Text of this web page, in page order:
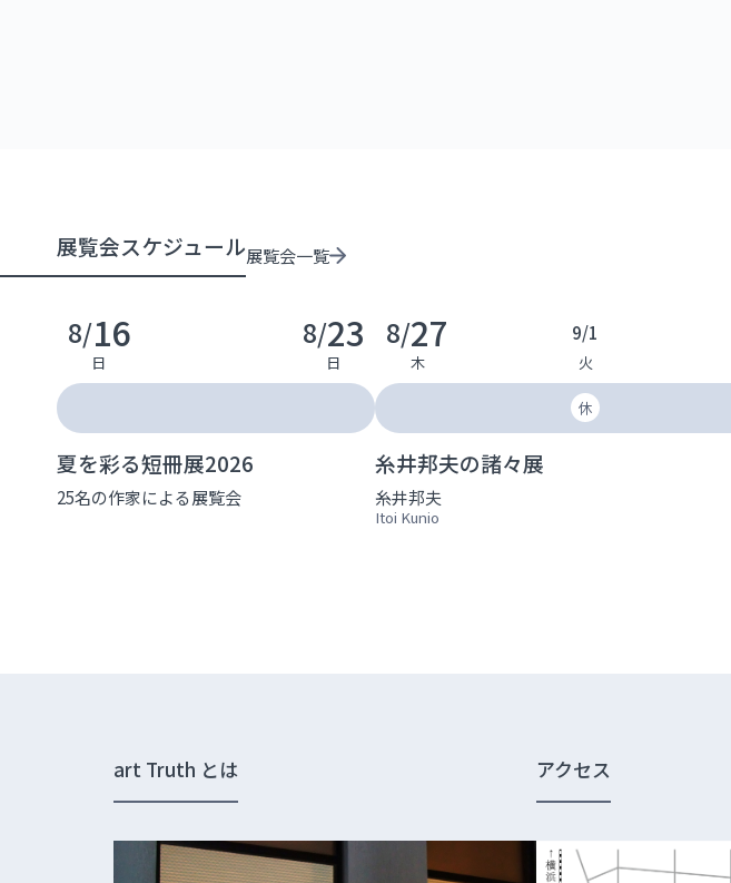
展覧会スケジュール展覧会一覧
8/16
日
8/23
日
夏を彩る短冊展2026
25名の作家による展覧会
8/27
木
9/1
火
休
糸井邦夫の諸々展
糸井邦夫
Itoi Kunio
art Truth とは アクセス